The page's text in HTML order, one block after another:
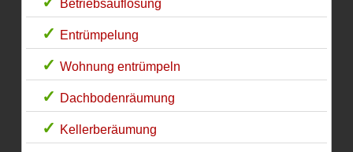
Betriebsauflösung
Entrümpelung
Wohnung entrümpeln
Dachbodenräumung
Kellerberäumung